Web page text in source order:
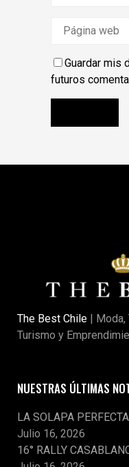
Guardar mis
futuros
The Best Chile | Moda,
Turismo y
NUESTRAS ÚLTIMAS
LA SOLAPA
Julio 16, 2026
16° RALLY